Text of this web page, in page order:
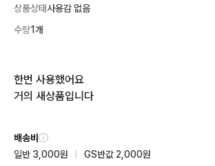
상품상태사용감 없음
수량1개
한번 사용했어요
거의 새상품입니다
배송비
일반 3,000원
GS반값 2,000원